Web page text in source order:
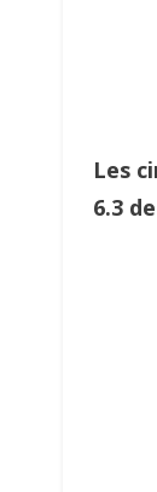
Les
6.3